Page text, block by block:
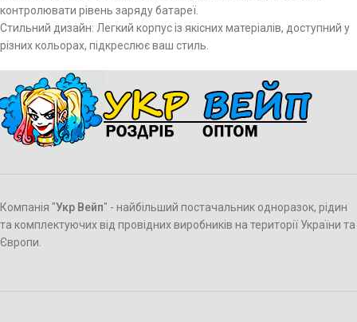
контролювати рівень заряду батареї.
Стильний дизайн: Легкий корпус із якісних матеріалів, доступний у
різних кольорах, підкреслює ваш стиль.
Компанія "Укр Вейп" - найбільший постачальник одноразок, рідин
та комплектуючих від провідних виробників на території України та
Європи.